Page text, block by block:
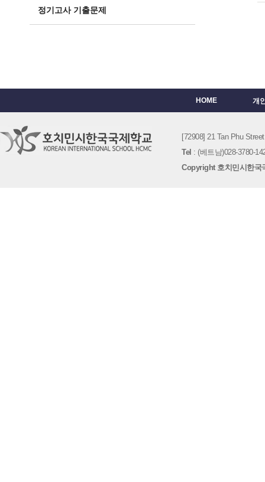
정기고사 기출문제
HOME 개
[72908] 21 Tan Phu
Tel : (베트남)028-3780-
Copyright 호치민시한국